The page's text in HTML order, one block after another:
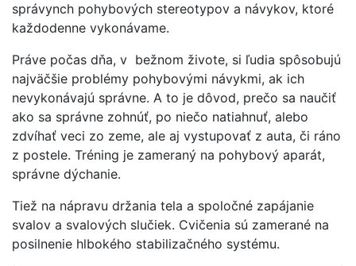
správynch pohybových stereotypov a návykov, ktoré
každodenne vykonávame.
Práve počas dňa, v bežnom živote, si ľudia spôsobujú
najväčšie problémy pohybovými návykmi, ak ich
nevykonávajú správne. A to je dôvod, prečo sa naučiť
ako sa správne zohnúť, po niečo natiahnuť, alebo
zdvíhať veci zo zeme, ale aj vystupovať z auta, či ráno
z postele. Tréning je zameraný na pohybový aparát,
správne dýchanie.
Tiež na nápravu držania tela a spoločné zapájanie
svalov a svalových slučiek. Cvičenia sú zamerané na
posilnenie hlbokého stabilizačného systému.